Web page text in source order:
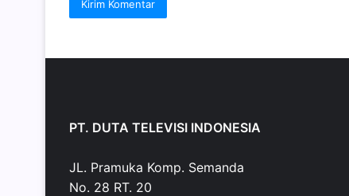
PT. DUTA TELEVISI INDONESIA
JL. Pramuka Komp. Semanda
No. 28 RT. 20